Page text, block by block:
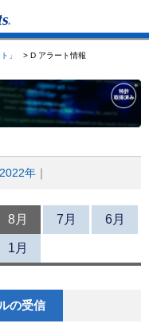
」 > D アラート情報
2022年
8月 7月 6月
1月
の受信